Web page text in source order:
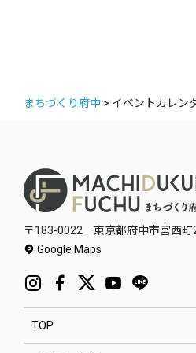
まちづくり府中 > イベントカレン
〒183-0022 東京都府中市宮西
Google Maps
TOP